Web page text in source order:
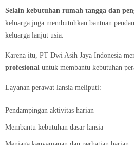
Selain kebutuhan rumah tangga dan
keluarga juga membutuhkan bantuan
keluarga lanjut usia.
Karena itu, PT Dwi Asih Jaya Indonesia
profesional untuk membantu kebutuhan
Layanan perawat lansia meliputi:
Pendampingan aktivitas harian
Membantu kebutuhan dasar lansia